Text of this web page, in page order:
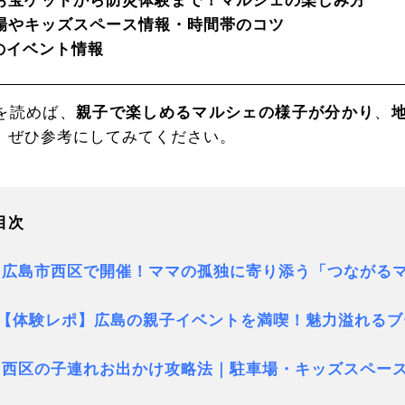
キッズスペース情報・時間帯のコツ
ベント情報
読めば、親子で楽しめるマルシェの様子が分かり 、
ぜひ参考にしてみてください。
次
島市西区で開催！ママの孤独に寄り添う「つながる
体験レポ】広島の親子イベントを満喫！魅力溢れる
区の子連れお出かけ攻略法｜駐車場・キッズスペー